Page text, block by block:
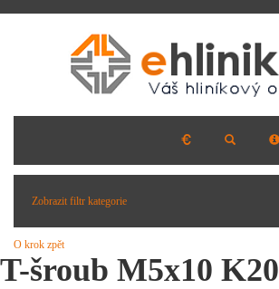
Zobrazit filtr kategorie
O krok zpět
T-šroub M5x10 K20